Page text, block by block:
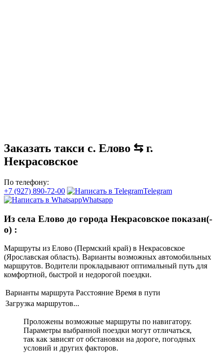
Заказать такси с. Елово ⇆ г.
Некрасовское
По телефону:
+7 (927) 890-72-00
Telegram
Whatsapp
Из села Елово до города Некрасовское показан(-
о) :
Маршруты из Елово (Пермский край) в Некрасовское
(Ярославская область). Варианты возможных автомобильных
маршрутов. Водители прокладывают оптимальный путь для
комфортной, быстрой и недорогой поездки.
Варианты маршрута Расстояние Время в пути
Загрузка маршрутов...
Проложены возможные маршруты по навигатору.
Параметры выбранной поездки могут отличаться,
так как зависят от обстановки на дороге, погодных
условий и других факторов.